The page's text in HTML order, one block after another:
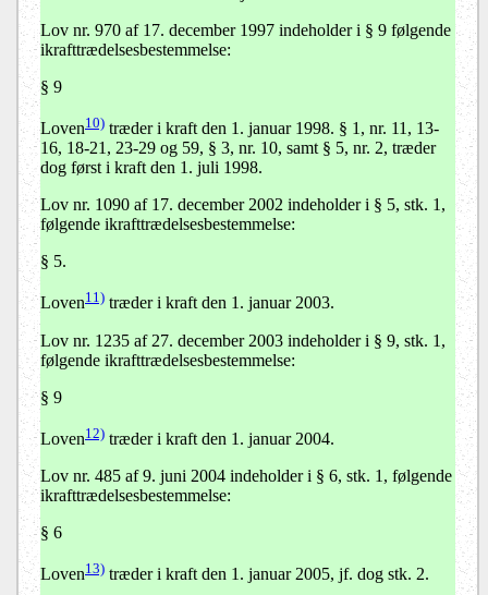
Lov nr. 970 af 17. december 1997 indeholder i § 9 følgende
ikrafttrædelsesbestemmelse:
§ 9
Loven10) træder i kraft den 1. januar 1998. § 1, nr. 11, 13-
16, 18-21, 23-29 og 59, § 3, nr. 10, samt § 5, nr. 2, træder
dog først i kraft den 1. juli 1998.
Lov nr. 1090 af 17. december 2002 indeholder i § 5, stk. 1,
følgende ikrafttrædelsesbestemmelse:
§ 5.
Loven11) træder i kraft den 1. januar 2003.
Lov nr. 1235 af 27. december 2003 indeholder i § 9, stk. 1,
følgende ikrafttrædelsesbestemmelse:
§ 9
Loven12) træder i kraft den 1. januar 2004.
Lov nr. 485 af 9. juni 2004 indeholder i § 6, stk. 1, følgende
ikrafttrædelsesbestemmelse:
§ 6
Loven13) træder i kraft den 1. januar 2005, jf. dog stk. 2.